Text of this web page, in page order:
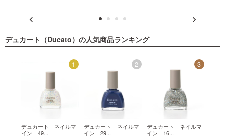
デュカート（Ducato） の人気商品ランキング
1
デュカート ネイルマ
イン 49...
2
デュカート ネイルマ
イン 29...
3
デュカート ネイルマ
イン 16...